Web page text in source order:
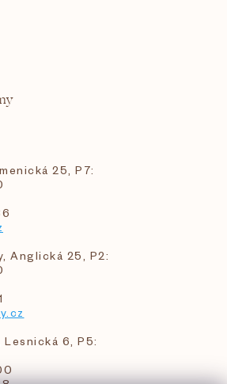
25, P7:
Anglická 25, P2:
Lesnická 6, P5: